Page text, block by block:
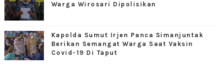
Warga Wirosari Dipolisikan
Kapolda Sumut Irjen Panca Simanjuntak
Berikan Semangat Warga Saat Vaksin
Covid-19 Di Taput